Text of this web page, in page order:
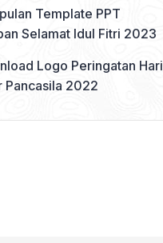
Template PPT
Selamat Idul Fitri 2023
Logo Peringatan Hari
Pancasila 2022